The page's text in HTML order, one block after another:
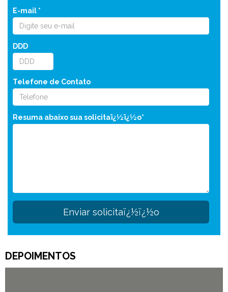
E-mail *
DDD
Telefone de Contato
Resuma abaixo sua solicitaï¿½ï¿½o*
DEPOIMENTOS